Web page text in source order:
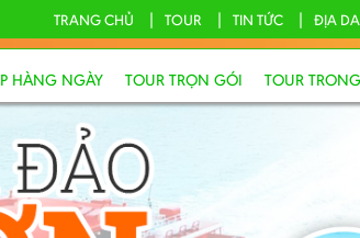
TRANG CHỦ TOUR TIN TỨC ĐỊA
HÀNG NGÀY TOUR TRỌN GÓI TOUR